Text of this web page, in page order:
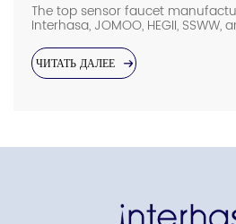
The top sensor faucet
Interhasa, JOMOO, HEGII,
capabilities, OEM/ODM support,
project experience. They provide
hotels, hospitals, airports,
ЧИТАТЬ ДАЛЕЕ